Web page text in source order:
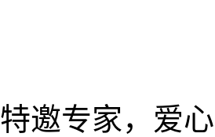
特邀专家，爱